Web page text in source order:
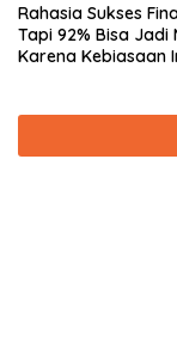
Rahasia Sukses
Tapi 92% Bisa Jadi
Karena Kebiasaan